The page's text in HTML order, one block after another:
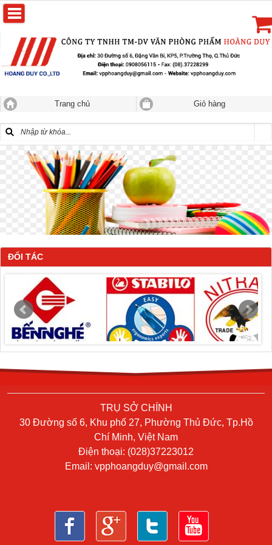
Trang chủ Giỏ hàng
ĐỐI TÁC
TRỤ SỞ CHÍNH
30 Đường số 6, Khu phố 27, Phường Thủ Đức, Tp.Hồ
Chí Minh, Việt Nam
Điện thoại: (028)37223012
Email: vpphoangduy@gmail.com